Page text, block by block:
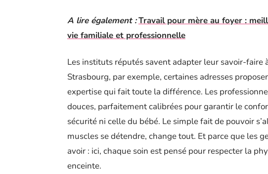
A lire également :Travail pour mère au foyer :
vie familiale et professionnelle
Les instituts réputés savent adapter leur savoir-faire
Strasbourg, par exemple, certaines adresses
expertise qui fait toute la différence. Les
douces, parfaitement calibrées pour garantir le
sécurité ni celle du bébé. Le simple fait de pouvoir
muscles se détendre, change tout. Et parce que les
avoir : ici, chaque soin est pensé pour respecter la
enceinte.